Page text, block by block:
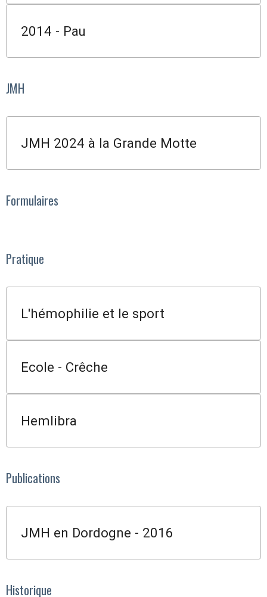
2014 - Pau
JMH
JMH 2024 à la Grande Motte
Formulaires
Pratique
L'hémophilie et le sport
Ecole - Crêche
Hemlibra
Publications
JMH en Dordogne - 2016
Historique